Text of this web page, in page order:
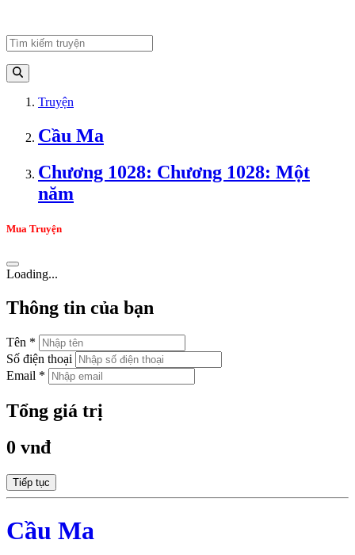
Truyện
Cầu Ma
Chương 1028: Chương 1028: Một
năm
Mua Truyện
Loading...
Thông tin của bạn
Tên *
Số điện thoại
Email *
Tổng giá trị
0 vnđ
Tiếp tục
Cầu Ma